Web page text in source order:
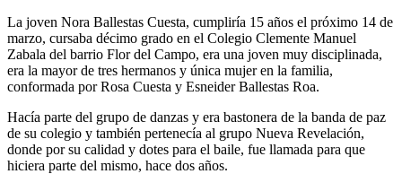
La joven Nora Ballestas Cuesta, cumpliría 15 años el próximo 14 de
marzo, cursaba décimo grado en el Colegio Clemente Manuel
Zabala del barrio Flor del Campo, era una joven muy disciplinada,
era la mayor de tres hermanos y única mujer en la familia,
conformada por Rosa Cuesta y Esneider Ballestas Roa.
Hacía parte del grupo de danzas y era bastonera de la banda de paz
de su colegio y también pertenecía al grupo Nueva Revelación,
donde por su calidad y dotes para el baile, fue llamada para que
hiciera parte del mismo, hace dos años.